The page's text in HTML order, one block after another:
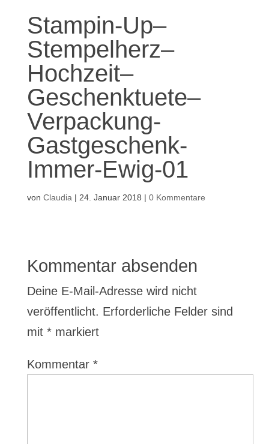
Stampin-Up–
Stempelherz–
Hochzeit–
Geschenktuete–
Verpackung-
Gastgeschenk-
Immer-Ewig-01
von Claudia | 24. Januar 2018 | 0 Kommentare
Kommentar absenden
Deine E-Mail-Adresse wird nicht
veröffentlicht. Erforderliche Felder sind
mit *markiert
Kommentar *